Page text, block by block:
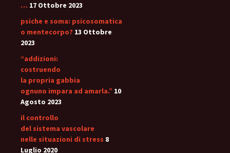
… 17 Ottobre 2023
psiche e soma: psicosomatica
o mentecorpo? 13 Ottobre
2023
“addizioni:
costruendo
la propria gabbia
ognuno impara ad amarla.” 10
Agosto 2023
il controllo
del sistema vascolare
nelle situazioni di stress 8
Luglio 2020